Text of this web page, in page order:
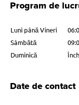
Program de
Luni până Vineri
Sâmbătă
Duminică
Date de contact